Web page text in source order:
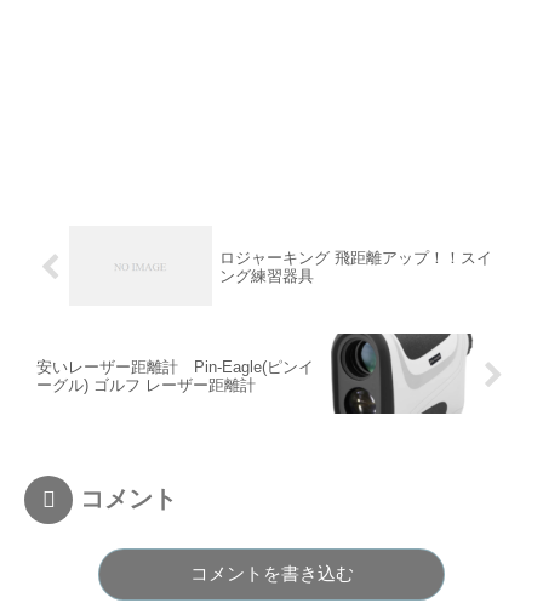
ロジャーキング 飛距離アップ！！スイ
ング練習器具
安いレーザー距離計 Pin-Eagle(ピンイ
ーグル) ゴルフ レーザー距離計
コメント
コメントを書き込む